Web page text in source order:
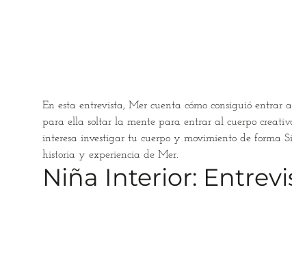
En esta entrevista, Mer cuenta cómo consiguió entrar
para ella soltar la mente para entrar al cuerpo
interesa investigar tu cuerpo y movimiento de forma
historia y experiencia de Mer.
Niña Interior: